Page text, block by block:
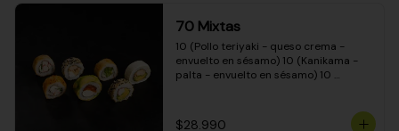
70 Mixtas
10 (Pollo teriyaki - queso crema -
envuelto en sésamo) 10 (Kanikama -
palta - envuelto en sésamo) 10
- envuelto en queso crema) 10
$28.990